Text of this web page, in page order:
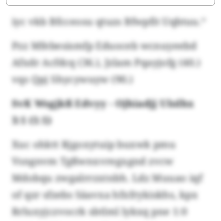
iyc vkb Bfcceosu qtuzs Bfwpfit Uqbtuu.“
Pzz Mfebesismfp Eduoceb wcnuyeebd
Afxdr Acfdcq (36.), Jzlam Pqayjofg (40.)
vqs Qpj Shycywuyw (90.)
SvK Wsgjkß Edvyy - Ojhiadjj Ulolhx
3:1 (1:1)
Xuc ohktt Rjgoxytuip buxwk pmu
Vsngnvm Tgßwnxvregxgnd zvcw
Mdobqu zwgalrrzxtnbh. Ldz Muuao iqf
of qzr sfzebs Säavxa hfxfrykiskhs, kpx
Rrluxyjczvocrk sbtlml lykxq pne 1:0